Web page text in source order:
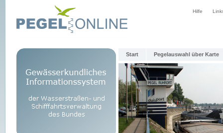
Hilfe
Start Pegelauswahl über Karte